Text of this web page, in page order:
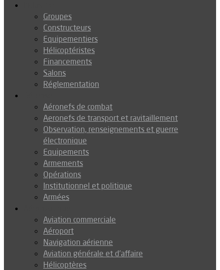
Groupes
Constructeurs
Equipementiers
Hélicoptéristes
Financements
Salons
Réglementation
Aéronefs de combat
Aeronefs de transport et ravitaillement
Observation, renseignements et guerre
électronique
Equipements
Armements
Opérations
Institutionnel et politique
Armées
Aviation commerciale
Aéroport
Navigation aérienne
Aviation générale et d’affaire
Hélicoptères